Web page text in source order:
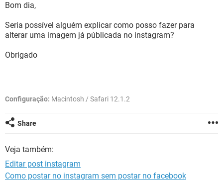
GUIA DE COMPRAS
GUIA DE COMPRAS
CELULAR
OUTLOOK EXCEL
INSTAGRAM GMAIL
GUIA DE COMPRAS
Bom dia,
Seria possível alguém explicar como posso fazer para
alterar uma imagem já públicada no instagram?
Obrigado
Configuração: Macintosh / Safari 12.1.2
Share
Veja também:
Editar post instagram
Como postar no instagram sem postar no facebook